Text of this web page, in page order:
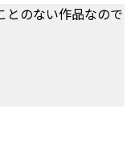
とのない作品なので